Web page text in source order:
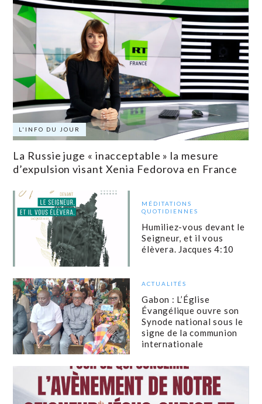
L'INFO DU JOUR
La Russie juge « inacceptable » la mesure
d’expulsion visant Xenia Fedorova en France
MÉDITATIONS
QUOTIDIENNES
Humiliez-vous devant le
Seigneur, et il vous
élèvera. Jacques 4:10
ACTUALITÉS
Gabon : L’Église
Évangélique ouvre son
Synode national sous le
signe de la communion
internationale